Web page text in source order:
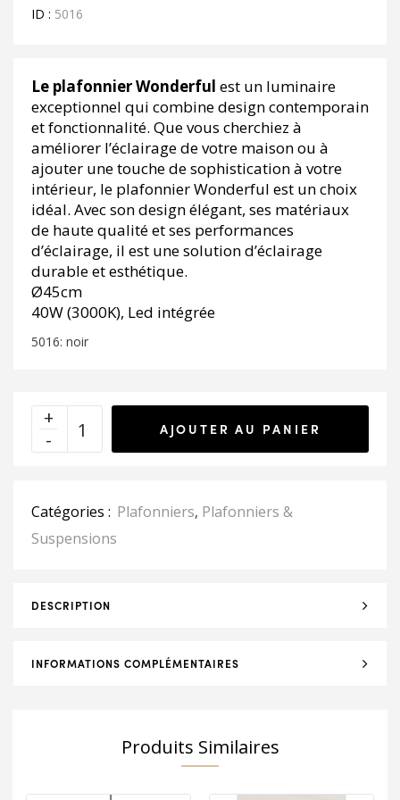
ID : 5016
Le plafonnier Wonderful est un luminaire
exceptionnel qui combine design contemporain
et fonctionnalité. Que vous cherchiez à
améliorer l’éclairage de votre maison ou à
ajouter une touche de sophistication à votre
intérieur, le plafonnier Wonderful est un choix
idéal. Avec son design élégant, ses matériaux
de haute qualité et ses performances
d’éclairage, il est une solution d’éclairage
durable et esthétique.
Ø45cm
40W (3000K), Led intégrée
5016: noir
AJOUTER AU PANIER
Catégories : Plafonniers, Plafonniers &
Suspensions
DESCRIPTION
INFORMATIONS COMPLÉMENTAIRES
Produits Similaires